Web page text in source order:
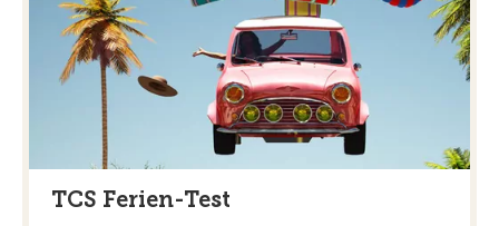
TCS Ferien-Test